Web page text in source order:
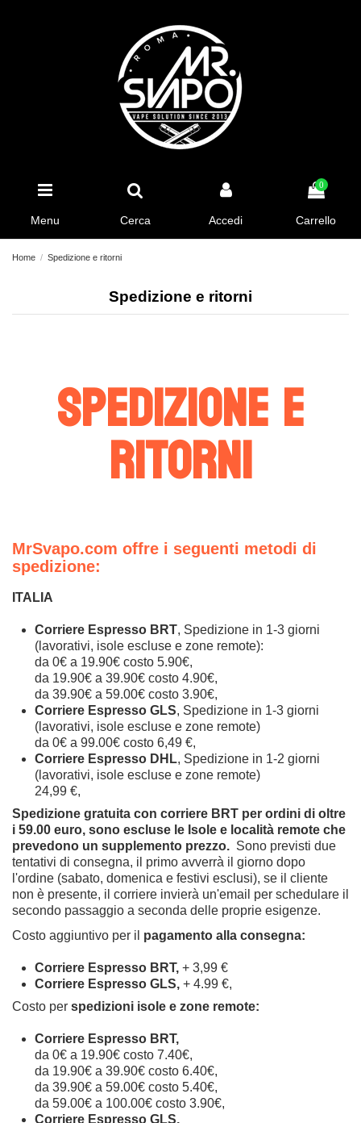
Menu Cerca Accedi
0
Carrello
Home Spedizione e ritorni
Spedizione e ritorni
Spedizione e
ritorni
MrSvapo.com offre i seguenti metodi di
spedizione:
ITALIA
Corriere Espresso BRT, Spedizione in 1-3 giorni
(lavorativi, isole escluse e zone remote):
da 0€ a 19.90€ costo 5.90€,
da 19.90€ a 39.90€ costo 4.90€,
da 39.90€ a 59.00€ costo 3.90€,
Corriere Espresso GLS, Spedizione in 1-3 giorni
(lavorativi, isole escluse e zone remote)
da 0€ a 99.00€ costo 6,49 €,
Corriere Espresso DHL, Spedizione in 1-2 giorni
(lavorativi, isole escluse e zone remote)
24,99 €,
Spedizione gratuita con corriere BRT per ordini di oltre
i 59.00 euro, sono escluse le Isole e località remote che
prevedono un supplemento prezzo. Sono previsti due
tentativi di consegna, il primo avverrà il giorno dopo
l'ordine (sabato, domenica e festivi esclusi), se il cliente
non è presente, il corriere invierà un'email per schedulare il
secondo passaggio a seconda delle proprie esigenze.
Costo aggiuntivo per il pagamento alla consegna:
Corriere Espresso BRT, + 3,99 €
Corriere Espresso GLS, + 4.99 €,
Costo per spedizioni isole e zone remote:
Corriere Espresso BRT,
da 0€ a 19.90€ costo 7.40€,
da 19.90€ a 39.90€ costo 6.40€,
da 39.90€ a 59.00€ costo 5.40€,
da 59.00€ a 100.00€ costo 3.90€,
Corriere Espresso GLS,